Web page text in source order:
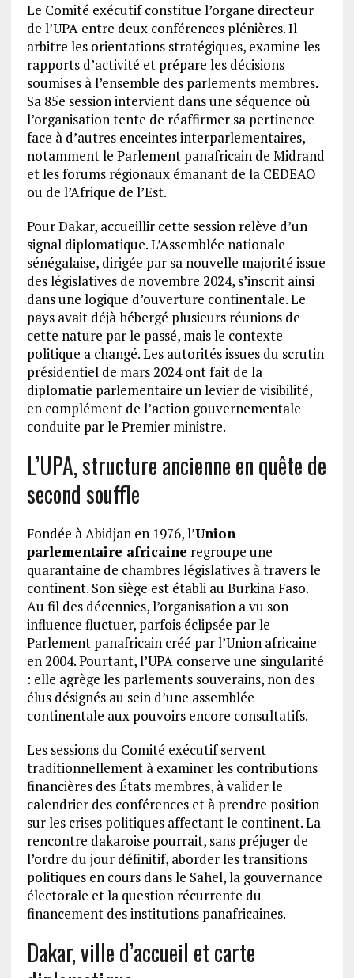
Le Comité exécutif constitue l’organe directeur
de l’UPA entre deux conférences plénières. Il
arbitre les orientations stratégiques, examine les
rapports d’activité et prépare les décisions
soumises à l’ensemble des parlements membres.
Sa 85e session intervient dans une séquence où
l’organisation tente de réaffirmer sa pertinence
face à d’autres enceintes interparlementaires,
notamment le Parlement panafricain de Midrand
et les forums régionaux émanant de la CEDEAO
ou de l’Afrique de l’Est.
Pour Dakar, accueillir cette session relève d’un
signal diplomatique. L’Assemblée nationale
sénégalaise, dirigée par sa nouvelle majorité issue
des législatives de novembre 2024, s’inscrit ainsi
dans une logique d’ouverture continentale. Le
pays avait déjà hébergé plusieurs réunions de
cette nature par le passé, mais le contexte
politique a changé. Les autorités issues du scrutin
présidentiel de mars 2024 ont fait de la
diplomatie parlementaire un levier de visibilité,
en complément de l’action gouvernementale
conduite par le Premier ministre.
L’UPA, structure ancienne en quête de
second souffle
Fondée à Abidjan en 1976, l’Union
parlementaire africaine regroupe une
quarantaine de chambres législatives à travers le
continent. Son siège est établi au Burkina Faso.
Au fil des décennies, l’organisation a vu son
influence fluctuer, parfois éclipsée par le
Parlement panafricain créé par l’Union africaine
en 2004. Pourtant, l’UPA conserve une singularité
: elle agrège les parlements souverains, non des
élus désignés au sein d’une assemblée
continentale aux pouvoirs encore consultatifs.
Les sessions du Comité exécutif servent
traditionnellement à examiner les contributions
financières des États membres, à valider le
calendrier des conférences et à prendre position
sur les crises politiques affectant le continent. La
rencontre dakaroise pourrait, sans préjuger de
l’ordre du jour définitif, aborder les transitions
politiques en cours dans le Sahel, la gouvernance
électorale et la question récurrente du
financement des institutions panafricaines.
Dakar, ville d’accueil et carte